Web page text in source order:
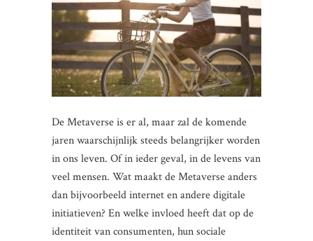
De Metaverse is er al, maar zal de komende
jaren waarschijnlijk steeds belangrijker worden
in ons leven. Of in ieder geval, in de levens van
veel mensen. Wat maakt de Metaverse anders
dan bijvoorbeeld internet en andere digitale
initiatieven? En welke invloed heeft dat op de
identiteit van consumenten, hun sociale